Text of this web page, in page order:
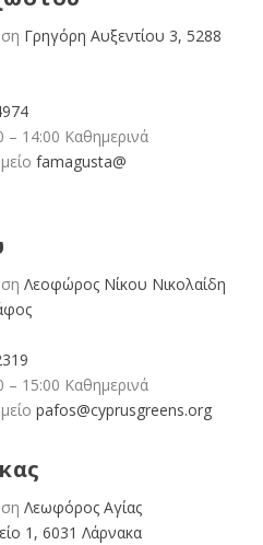
Γρηγόρη Αυξεντίου 3, 5288
– 14:00 Καθημερινά
famagusta@
Λεοφώρος Νίκου Νικολαίδη
– 15:00 Καθημερινά
pafos@cyprusgreens.org
Λεωφόρος Αγίας
1, 6031 Λάρνακα